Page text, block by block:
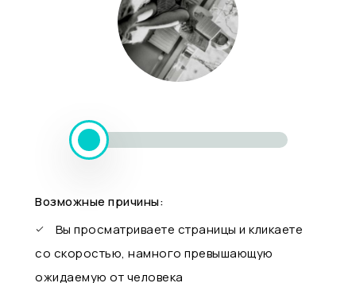
Возможные причины:
Вы просматриваете страницы и кликаете
со скоростью, намного превышающую
ожидаемую от человека